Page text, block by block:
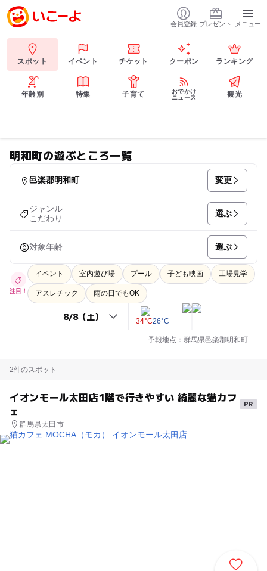
会員登録 プレゼント メニュー
スポット イベント チケット クーポン ランキング
年齢別 特集 子育て
おでかけ
ニュース
観光
明和町の遊ぶところ一覧
邑楽郡明和町 変更
ジャンル
こだわり
選ぶ
対象年齢 選ぶ
注目！
イベント 室内遊び場 プール 子ども映画 工場見学
アスレチック 雨の日でもOK
34°C26°C
予報地点：群馬県邑楽郡明和町
2件のスポット
イオンモール太田店1階で行きやすい 綺麗な猫カフ
ェ
群馬県太田市